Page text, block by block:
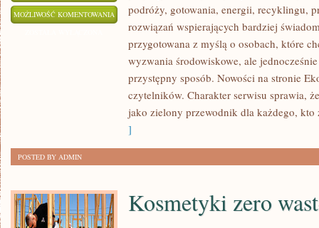
MOŻLIWOŚĆ KOMENTOWANIA TECHNOLOGIE
PLANETY
podróży, gotowania, energii, recyklingu,
rozwiązań wspierających bardziej
przygotowana z myślą o osobach, które
wyzwania środowiskowe, ale
przystępny sposób. Nowości na stronie
czytelników. Charakter serwisu sprawia,
jako zielony przewodnik dla każdego, kto
]
POSTED BY ADMIN
Kosmetyki zero